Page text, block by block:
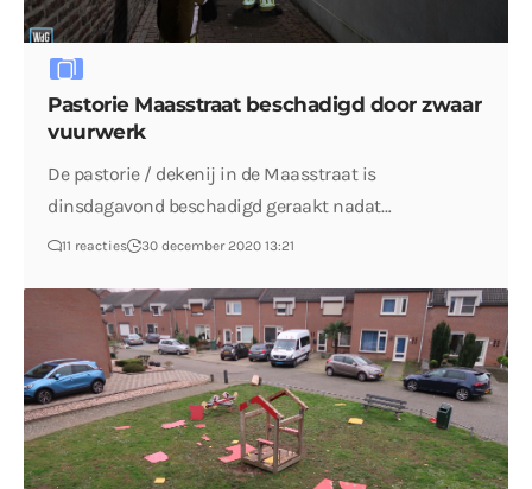
Pastorie Maasstraat beschadigd door zwaar
vuurwerk
De pastorie / dekenij in de Maasstraat is
dinsdagavond beschadigd geraakt nadat…
11 reacties 30 december 2020 13:21